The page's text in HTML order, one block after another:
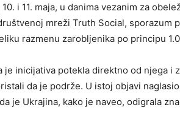
i 11. maja, u danima vezanim za
mreži Truth Social, sporazum
razmenu zarobljenika po principu
je inicijativa potekla direktno od njega i
da je podrže. U istoj objavi
je Ukrajina, kako je naveo, odigrala